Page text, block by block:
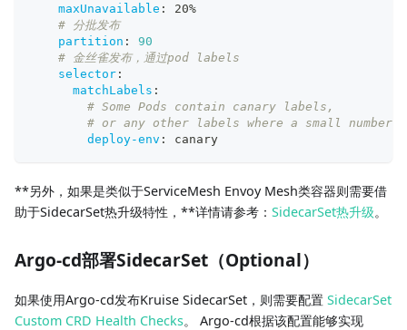
maxUnavailable :
20%
# 分批发布
partition :
90
# 金丝雀发布，通过pod labels
selector :
matchLabels :
# Some Pods contain canary labels,
# or any other labels where a small number
deploy-env : canary
**另外，如果是类似于ServiceMesh Envoy Mesh类容器则需要借
助于SidecarSet热升级特性，**详情请参考： SidecarSet热升级。
Argo-cd部署SidecarSet（Optional）
如果使用Argo-cd发布Kruise SidecarSet，则需要配置 SidecarSet
Custom CRD Health Checks。 Argo-cd根据该配置能够实现